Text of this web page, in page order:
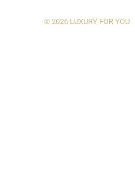
© 2026 LUXURY FOR YOU